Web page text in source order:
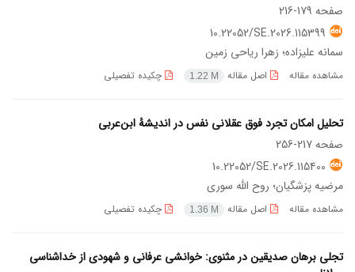
صفحه 179-216
10.22052/SE.2026.115399
سمانه علیزاده؛ زهرا ریاحی زمین
مشاهده مقاله اصل مقاله 1.22 M چکیده تفصیلی
تحلیل امکان تجرد فوق عقلانی نفس در اندیشۀ ابن‌عربی
صفحه217-256
10.22052/SE.2026.115400
مرضیه پزشگیان؛ روح الله سوری
مشاهده مقاله اصل مقاله 1.36 M چکیده تفصیلی
تجلی برهان صدیقین در مثنوی: خوانشی عرفانی و شهودی از خداشناسی